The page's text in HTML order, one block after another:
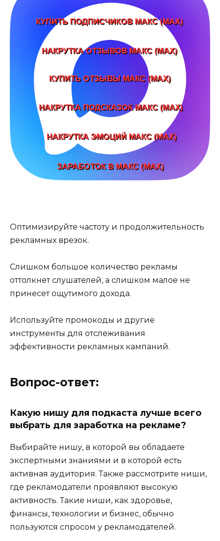
Оптимизируйте частоту и продолжительность
рекламных врезок.
Слишком большое количество рекламы
оттолкнет слушателей, а слишком малое не
принесет ощутимого дохода.
Используйте промокоды и другие
инструменты для отслеживания
эффективности рекламных кампаний.
Вопрос-ответ:
Какую нишу для подкаста лучше всего
выбрать для заработка на рекламе?
Выбирайте нишу, в которой вы обладаете
экспертными знаниями и в которой есть
активная аудитория. Также рассмотрите ниши,
где рекламодатели проявляют высокую
активность. Такие ниши, как здоровье,
финансы, технологии и бизнес, обычно
пользуются спросом у рекламодателей.